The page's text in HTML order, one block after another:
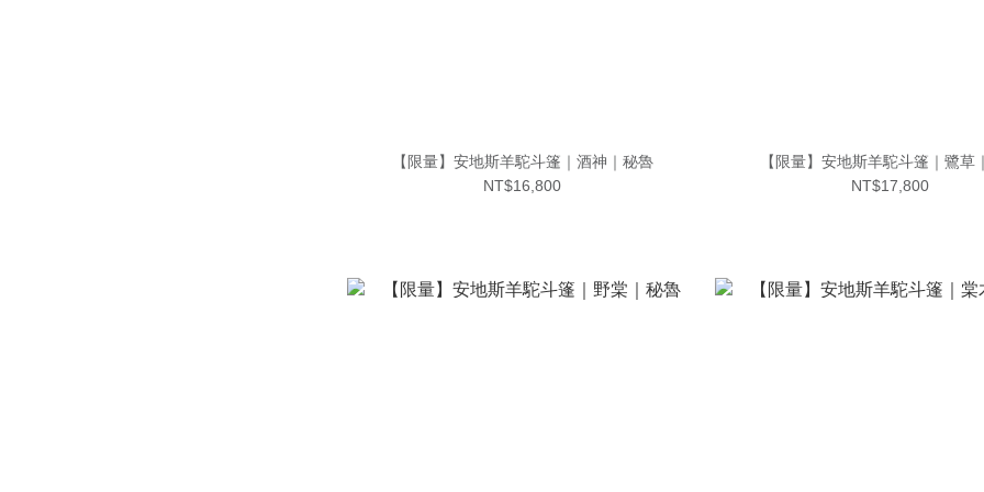
【限量】安地斯羊駝斗篷｜酒神｜秘魯
NT$16,800
【限量】安地斯羊駝斗篷｜鷺草
NT$17,800